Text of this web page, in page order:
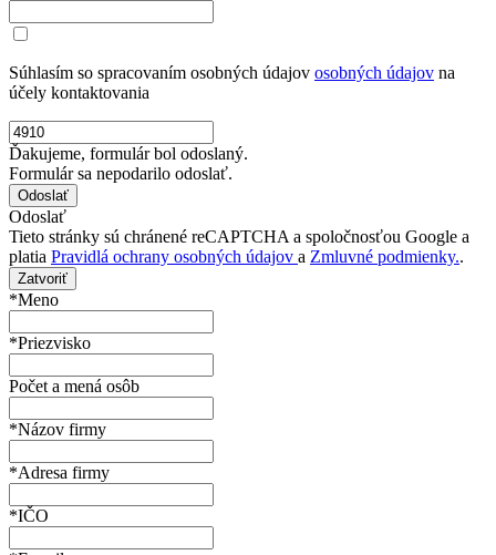
Súhlasím so spracovaním osobných údajov osobných údajov na
účely kontaktovania
Ďakujeme, formulár bol odoslaný.
Formulár sa nepodarilo odoslať.
Odoslať
Tieto stránky sú chránené reCAPTCHA a spoločnosťou Google a
platia Pravidlá ochrany osobných údajov a Zmluvné podmienky..
Zatvoriť
*Meno
*Priezvisko
Počet a mená osôb
*Názov firmy
*Adresa firmy
*IČO